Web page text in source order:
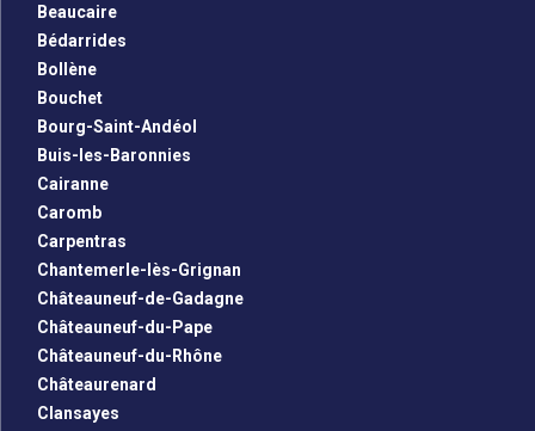
Beaucaire
Bédarrides
Bollène
Bouchet
Bourg-Saint-Andéol
Buis-les-Baronnies
Cairanne
Caromb
Carpentras
Chantemerle-lès-Grignan
Châteauneuf-de-Gadagne
Châteauneuf-du-Pape
Châteauneuf-du-Rhône
Châteaurenard
Clansayes